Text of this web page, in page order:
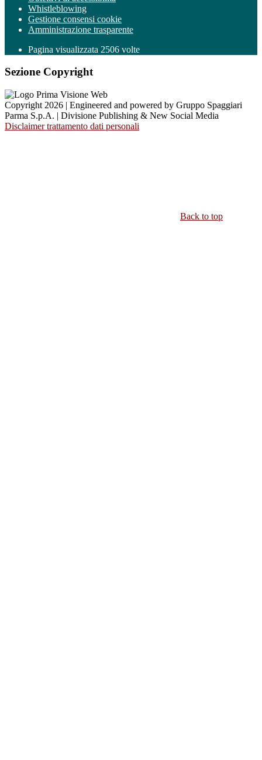
Whistleblowing
Gestione consensi cookie
Amministrazione trasparente
Pagina visualizzata 2506 volte
Sezione Copyright
Copyright 2026 | Engineered and powered by Gruppo Spaggiari
Parma S.p.A. | Divisione Publishing & New Social Media
Disclaimer trattamento dati personali
Back to top